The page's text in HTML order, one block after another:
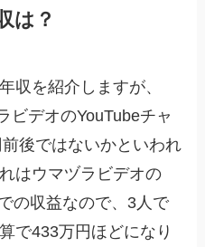
は？
収を紹介しますが、
ビデオのYouTubeチャ
後ではないかといわれ
はウマヅラビデオの
の収益なので、3人で
で433万円ほどになり